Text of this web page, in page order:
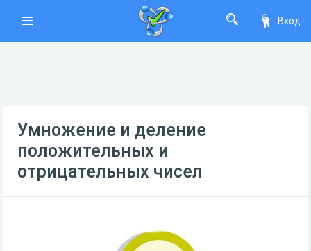
Вход
Умножение и деление
положительных и
отрицательных чисел